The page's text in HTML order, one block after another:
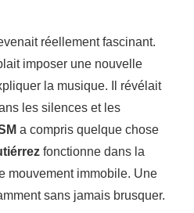
réellement fascinant.
imposer une nouvelle
la musique. Il révélait
les silences et les
a compris quelque chose
fonctionne dans la
mouvement immobile. Une
sans jamais brusquer.